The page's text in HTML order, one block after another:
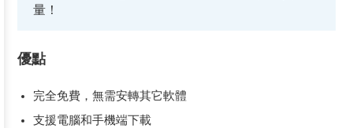
量！
優點
完全免費，無需安轉其它軟體
支援電腦和手機端下載